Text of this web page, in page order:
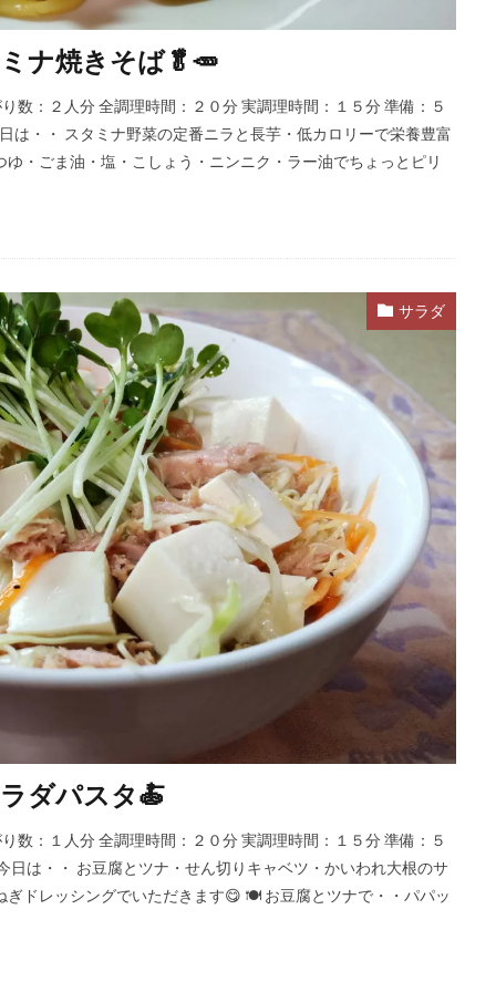
ナ焼きそば🥬🥕
人分 全調理時間：２０分 実調理時間：１５分 準備：５
は・・ スタミナ野菜の定番ニラと長芋・低カロリーで栄養豊富
・ごま油・塩・こしょう・ニンニク・ラー油でちょっとピリ
サラダ
ダパスタ🍝
人分 全調理時間：２０分 実調理時間：１５分 準備：５
は・・ お豆腐とツナ・せん切りキャベツ・かいわれ大根のサ
ドレッシングでいただきます😋 🍽 お豆腐とツナで・・パパッ